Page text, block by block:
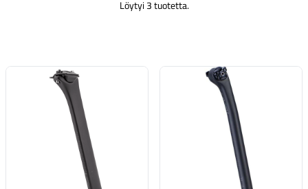
Renkaat
Löytyi 3 tuotetta.